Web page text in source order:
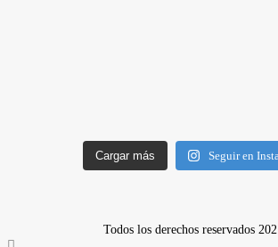
Cargar más Seguir en
Todos los derechos reservados